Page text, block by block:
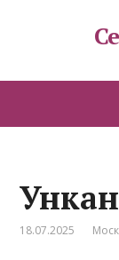
18.07.2025